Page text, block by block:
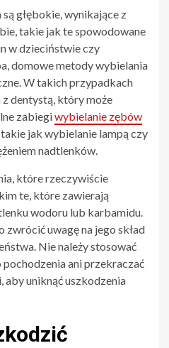
głębokie, wynikające z
takie jak te spowodowane
w dzieciństwie czy
domowe metody wybielania
W takich przypadkach
dentystą, który może
zabiegiwybielanie zębów
jak wybielanie lampą czy
nadtlenków.
które rzeczywiście
te, które zawierają
wodoru lub karbamidu.
uwagę na jego skład
Nie należy stosować
ani przekraczać
aby uniknąć uszkodzenia